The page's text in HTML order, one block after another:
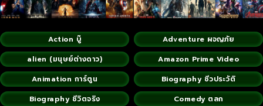
Action บู๊
Adventure ผจญภัย
alien (มนุษย์ต่างดาว)
Amazon Prime Video
Animation การ์ตูน
Biography ชีวประวัติ
Biography ชีวิตจริง
Comedy ตลก